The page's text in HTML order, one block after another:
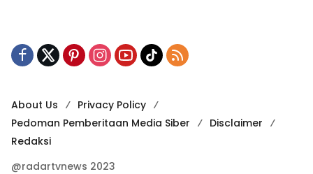
About Us
Privacy Policy
Pedoman Pemberitaan Media Siber
Disclaimer
Redaksi
@radartvnews 2023